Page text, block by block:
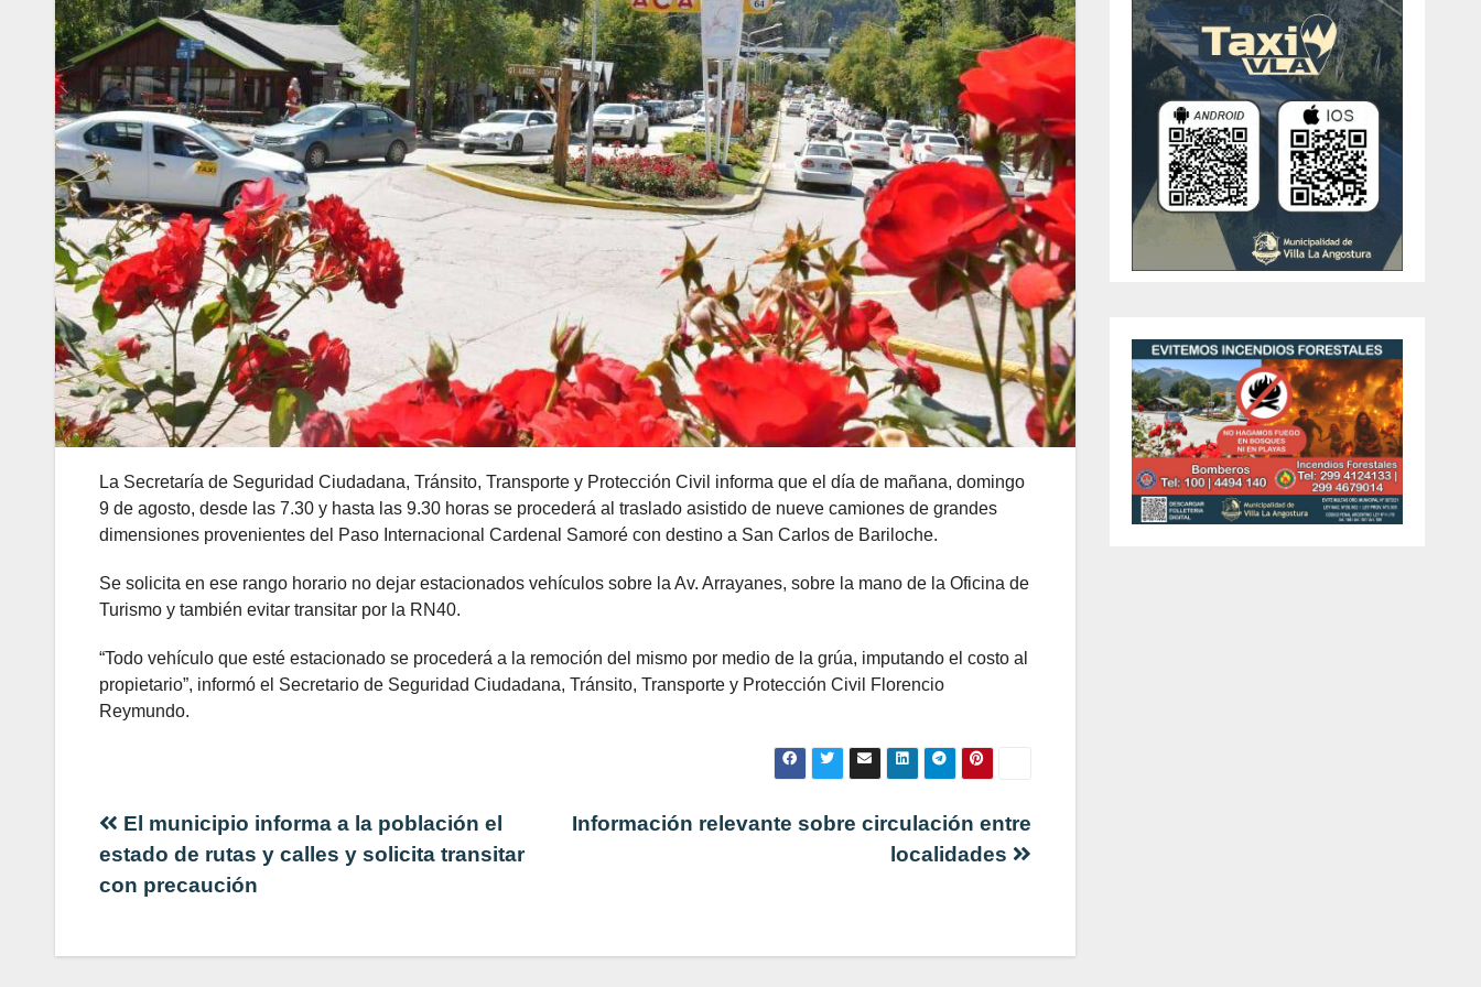
La Secretaría de Seguridad Ciudadana, Tránsito, Transporte y Protección Civil informa que el día de mañana, domingo
9 de agosto, desde las 7.30 y hasta las 9.30 horas se procederá al traslado asistido de nueve camiones de grandes
dimensiones provenientes del Paso Internacional Cardenal Samoré con destino a San Carlos de Bariloche.
Se solicita en ese rango horario no dejar estacionados vehículos sobre la Av. Arrayanes, sobre la mano de la Oficina de
Turismo y también evitar transitar por la RN40.
“Todo vehículo que esté estacionado se procederá a la remoción del mismo por medio de la grúa, imputando el costo al
propietario”, informó el Secretario de Seguridad Ciudadana, Tránsito, Transporte y Protección Civil Florencio
Reymundo.
Navegación
de
Información relevante sobre circulación entre
localidades
El municipio informa a la población el
estado de rutas y calles y solicita transitar
con precaución